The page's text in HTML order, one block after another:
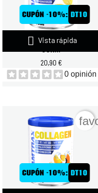
 Vista rápida
QUAMTRAX COLLAGEN PLUS
20,90 €
0 opinión